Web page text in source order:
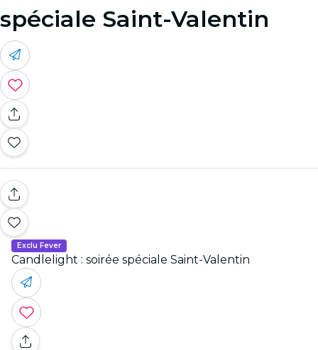
spéciale Saint-Valentin
Exclu Fever
Candlelight : soirée spéciale Saint-Valentin